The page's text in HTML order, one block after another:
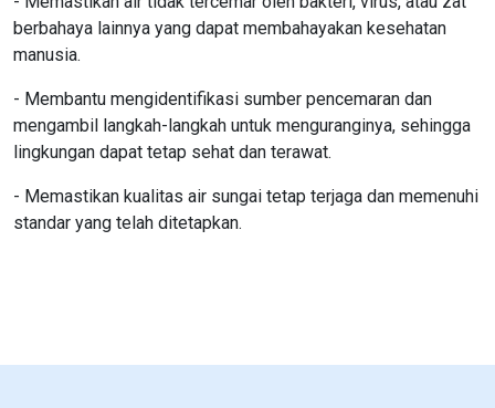
berbahaya lainnya yang dapat membahayakan kesehatan
manusia.
- Membantu mengidentifikasi sumber pencemaran dan
mengambil langkah-langkah untuk menguranginya, sehingga
lingkungan dapat tetap sehat dan terawat.
- Memastikan kualitas air sungai tetap terjaga dan memenuhi
standar yang telah ditetapkan.